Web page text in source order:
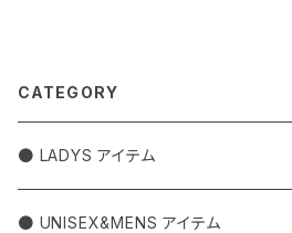
CATEGORY
● LADYS アイテム
アウター
● UNISEX&MENS アイテム